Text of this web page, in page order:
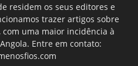
residem os seus editores e
trazer artigos sobre
uma maior incidência à
Entre em contato: